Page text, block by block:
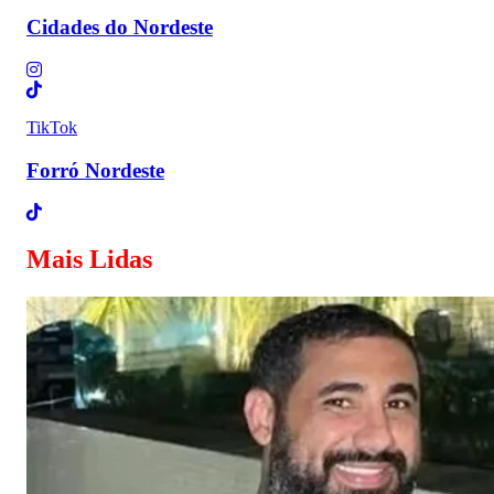
Cidades do Nordeste
TikTok
Forró Nordeste
Mais Lidas